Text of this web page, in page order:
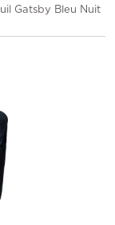
Gatsby Bleu Nuit